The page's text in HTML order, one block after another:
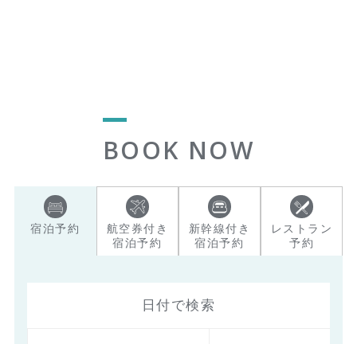
BOOK NOW
宿泊予約
航空券付き
宿泊予約
新幹線付き
宿泊予約
レストラン
予約
日付で検索